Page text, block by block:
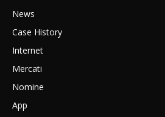
News
Case History
Internet
Mercati
Nomine
App